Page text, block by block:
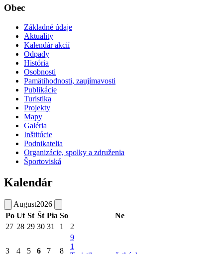
Obec
Základné údaje
Aktuality
Kalendár akcií
Odpady
História
Osobnosti
Pamätihodnosti, zaujímavosti
Publikácie
Turistika
Projekty
Mapy
Galéria
Inštitúcie
Podnikatelia
Organizácie, spolky a združenia
Športoviská
Kalendár
August2026
Po Ut St Št Pia So
Ne
27 28 29 30 31 1 2
3 4 5 6 7 8
9
1